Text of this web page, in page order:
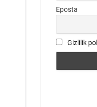
Eposta
Gizlilik